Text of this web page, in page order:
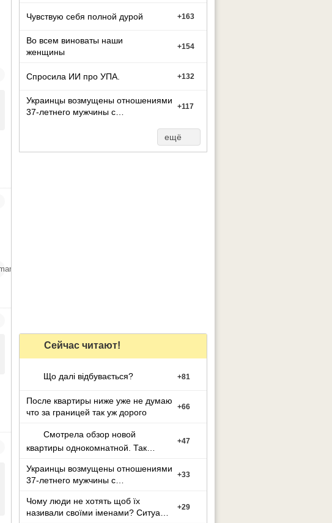
Чувствую себя полной дурой +163
Во всем виноваты наши
женщины
+154
Спросила ИИ про УПА. +132
Украинцы возмущены отношениями
37-летнего мужчины с
+117
ещё
Сейчас читают!
Що далі відбувається? +81
После квартиры ниже уже не думаю
что за границей так уж дорого
+66
Смотрела обзор новой
квартиры однокомнатной. Так
+47
Украинцы возмущены отношениями
37-летнего мужчины с
+33
Чому люди не хотять щоб їх
називали своїми іменами? Ситуація
+29